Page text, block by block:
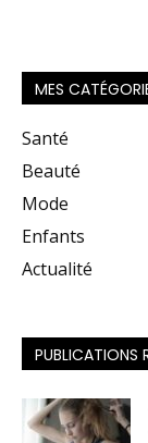
MES
Santé
Beauté
Mode
Enfants
Actualité
PUBLICATIONS